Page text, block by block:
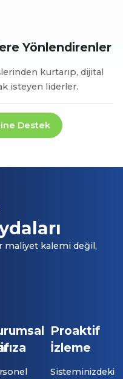
Yönlendirenler
kurtarıp, dijital
isteyen liderler.
Destek
maliyet kalemi değil,
Proaktif
İzleme
Sisteminizdeki